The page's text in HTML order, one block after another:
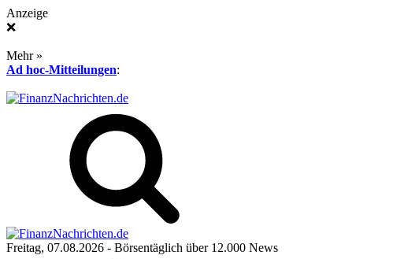
Anzeige
❌
Mehr »
Ad hoc-Mitteilungen:
Freitag, 07.08.2026 - Börsentäglich über 12.000 News